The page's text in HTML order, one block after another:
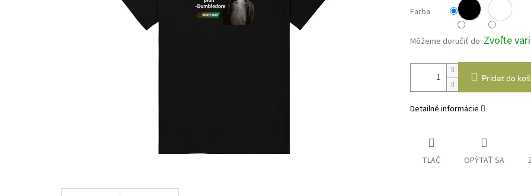
Farba
Môžeme doručiť do: Zvoľte
Pridať do
Detailné informácie
TLAČ OPÝTAŤ SA